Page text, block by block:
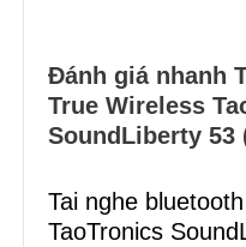
Đánh giá nhanh
True Wireless
SoundLiberty 53
Tai nghe
TaoTronics